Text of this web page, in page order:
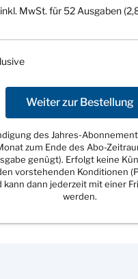
MwSt. für 52 Ausgaben
Weiter zur Bestellung
des Jahres-
zum Ende des Abo-
genügt). Erfolgt keine
vorstehenden Konditionen
dann jederzeit mit einer
werden.